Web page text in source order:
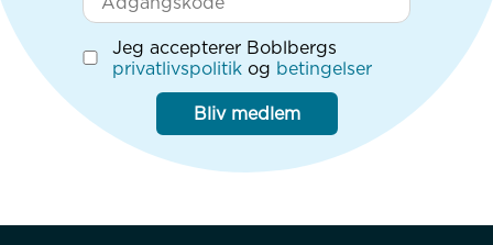
Jeg accepterer Boblbergs
privatlivspolitik og betingelser
Bliv medlem